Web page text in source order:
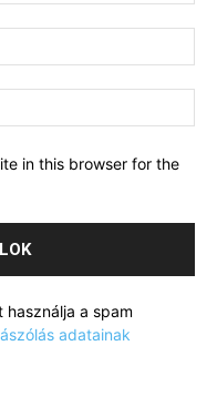
in this browser for the
használja a spam
adatainak